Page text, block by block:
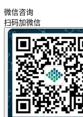
微信咨询
扫码加微信